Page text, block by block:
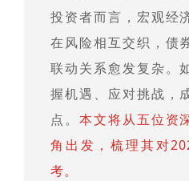
投资者而言，宏观经
在风险相互交织，债
联动关系愈发复杂。
握机遇、应对挑战，
点。 本文将从五位资
角出发，梳理其对
考。